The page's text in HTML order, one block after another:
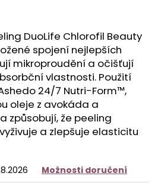
DuoLife Chlorofil Beauty
spojení nejlepších
mikroproudění a očišťují
vlastnosti. Použití
24/7 Nutri-Form™,
oleje z avokáda a
způsobují, že peeling
a zlepšuje elasticitu
Možnosti doručení
HLEDAT